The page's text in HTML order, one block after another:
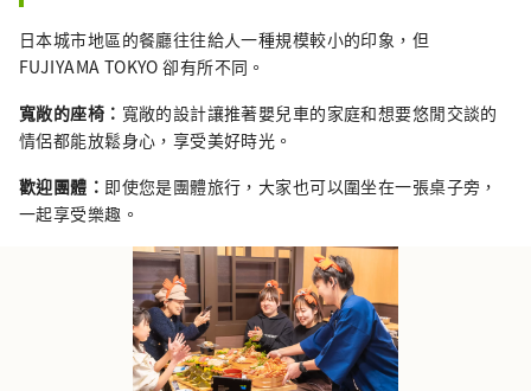
日本城市地區的餐廳往往給人一種規模較小的印象，但
FUJIYAMA TOKYO 卻有所不同。
寬敞的座椅： 寬敞的設計讓推著嬰兒車的家庭和想要悠閒交談的
情侶都能放鬆身心，享受美好時光。
歡迎團體： 即使您是團體旅行，大家也可以圍坐在一張桌子旁，
一起享受樂趣。